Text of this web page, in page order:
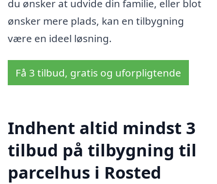
du ønsker at udvide din familie, eller blot
ønsker mere plads, kan en tilbygning
være en ideel løsning.
Få 3 tilbud, gratis og uforpligtende
Indhent altid mindst 3
tilbud på tilbygning til
parcelhus i Rosted